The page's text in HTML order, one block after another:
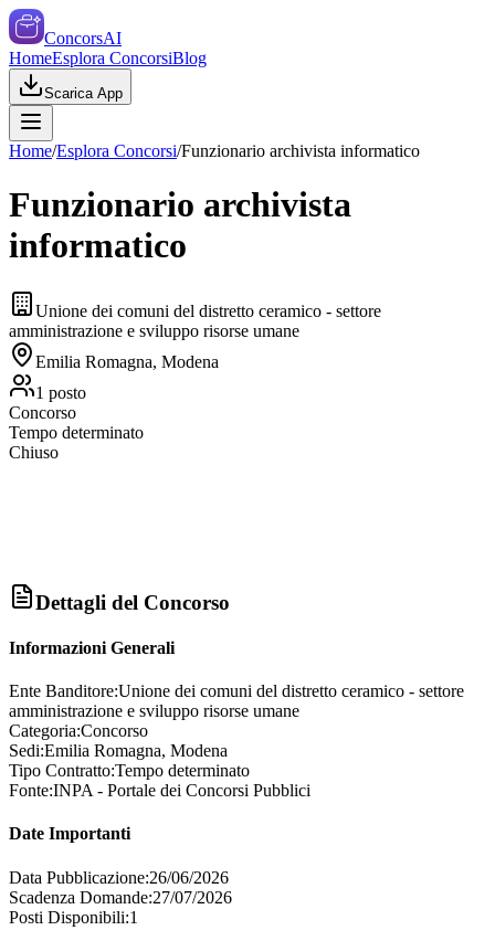
ConcorsAI
HomeEsplora ConcorsiBlog
Scarica App
Home/Esplora Concorsi/Funzionario archivista informatico
Funzionario archivista
informatico
Unione dei comuni del distretto ceramico - settore
amministrazione e sviluppo risorse umane
Emilia Romagna, Modena
1 posto
Concorso
Tempo determinato
Chiuso
Dettagli del Concorso
Informazioni Generali
Ente Banditore:Unione dei comuni del distretto ceramico - settore
amministrazione e sviluppo risorse umane
Categoria:Concorso
Sedi:Emilia Romagna, Modena
Tipo Contratto:Tempo determinato
Fonte:INPA - Portale dei Concorsi Pubblici
Date Importanti
Data Pubblicazione:26/06/2026
Scadenza Domande:27/07/2026
Posti Disponibili:1